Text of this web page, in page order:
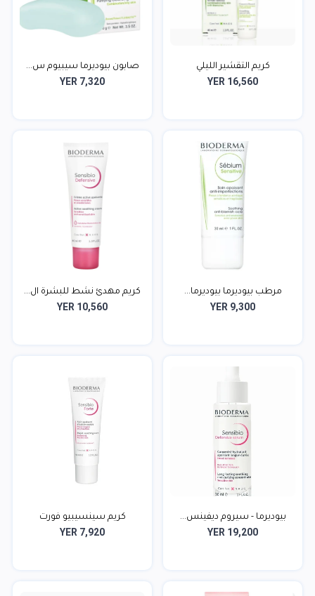
كريم التقشير الليلي
YER 16,560
صابون بيوديرما سيبيوم س...
YER 7,320
مرطب بيوديرما بيوديرما...
YER 9,300
كريم مهدئ نشط للبشرة ال...
YER 10,560
بيوديرما - سيروم ديفينس...
YER 19,200
كريم سينسيبيو فورت
YER 7,920